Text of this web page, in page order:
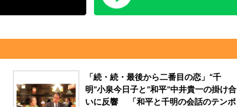
「続・続・最後から二番目の恋」“千
明”小泉今日子と”和平”中井貴一の掛け合
いに反響 「和平と千明の会話のテンポ